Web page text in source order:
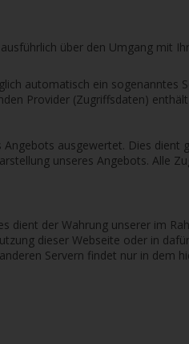
über den Umgang mit
automatisch ein sogenanntes
Provider (Zugriffsdaten)
ausgewertet. Dies dient
unseres Angebots. Alle
dient der Wahrung unserer im
dieser Webseite oder in dafür
Servern findet nur in dem